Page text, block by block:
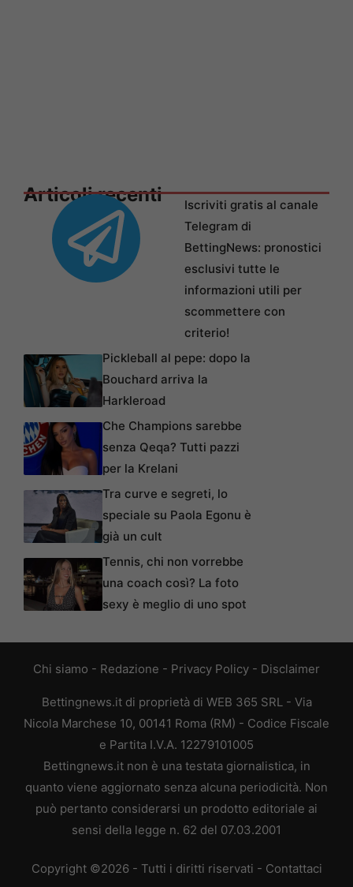
Articoli recenti
Iscriviti gratis al canale
Telegram di
BettingNews: pronostici
esclusivi tutte le
informazioni utili per
scommettere con
criterio!
Pickleball al pepe: dopo la
Bouchard arriva la
Harkleroad
Che Champions sarebbe
senza Qeqa? Tutti pazzi
per la Krelani
Tra curve e segreti, lo
speciale su Paola Egonu è
già un cult
Tennis, chi non vorrebbe
una coach così? La foto
sexy è meglio di uno spot
Chi siamo - Redazione - Privacy Policy - Disclaimer
Bettingnews.it di proprietà di WEB 365 SRL - Via
Nicola Marchese 10, 00141 Roma (RM) - Codice Fiscale
e Partita I.V.A. 12279101005
Bettingnews.it non è una testata giornalistica, in
quanto viene aggiornato senza alcuna periodicità. Non
può pertanto considerarsi un prodotto editoriale ai
sensi della legge n. 62 del 07.03.2001
Copyright ©2026 - Tutti i diritti riservati - Contattaci